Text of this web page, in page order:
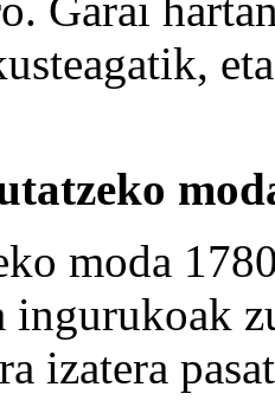
moda
ingurukoak
izatera